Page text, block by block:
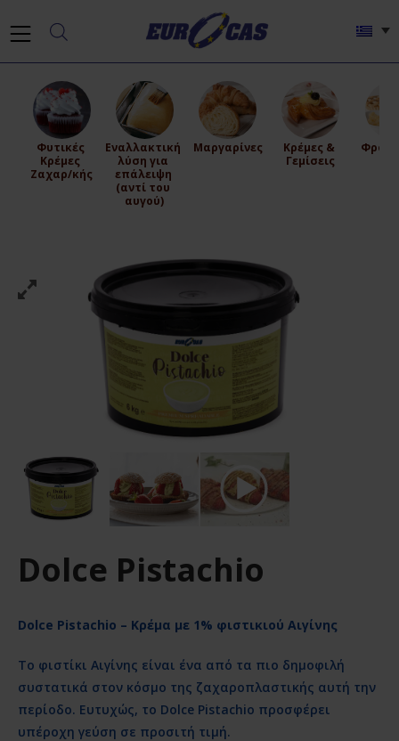
Φυτικές
Κρέμες
Ζαχαρ/κής
Εναλλακτική
λύση για
επάλειψη
(αντί του
αυγού)
Μαργαρίνες
Κρέμες &
Γεμίσεις
Dolce Pistachio
Dolce Pistachio – Κρέμα με 1% φιστικιού Αιγίνης
Το φιστίκι Αιγίνης είναι ένα από τα πιο δημοφιλή
συστατικά στον κόσμο της ζαχαροπλαστικής αυτή την
περίοδο. Ευτυχώς, το Dolce Pistachio προσφέρει
υπέροχη γεύση σε προσιτή τιμή.